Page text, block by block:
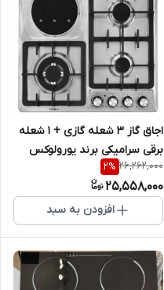
اجاق گاز 3 شعله گازی + 1 شعله
برقی سرامیکی برند یورولوکس
مدل EU-GH3633GSN
26,262,000
2%
25,558,000
افزودن به سبد